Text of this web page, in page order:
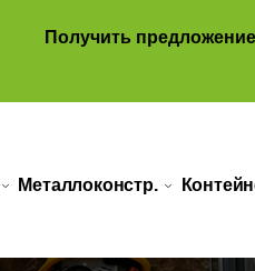
Получить предложение
Металлоконстр.